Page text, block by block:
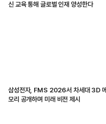
신 교육 통해 글로벌 인재 양성한다
삼성전자, FMS 2026서 차세대 3D 메
모리 공개하며 미래 비전 제시